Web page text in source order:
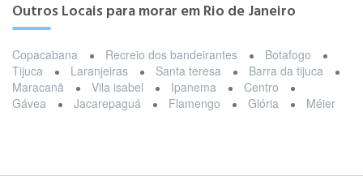
Outros Locais para morar em Rio de Janeiro
Copacabana Recreio dos bandeirantes
Botafogo
Tijuca
Laranjeiras Santa teresa
Barra da tijuca
Maracanã
Vila isabel Ipanema
Centro
Gávea
Jacarepaguá Flamengo Glória Méier